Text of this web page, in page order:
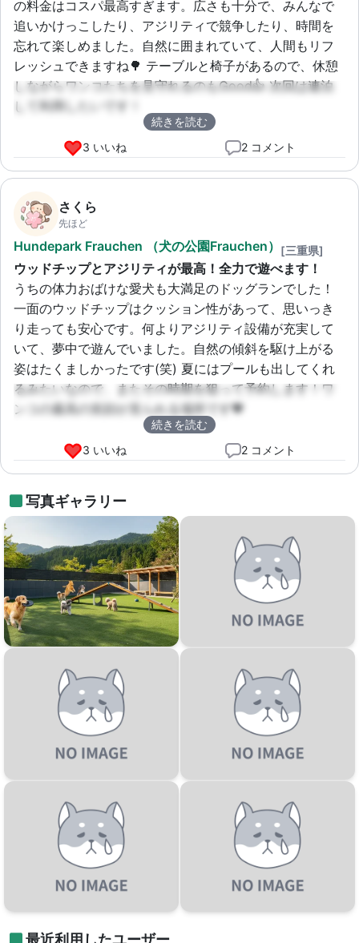
の料金はコスパ最高すぎます。広さも十分で、みんなで
追いかけっこしたり、アジリティで競争したり、時間を
忘れて楽しめました。自然に囲まれていて、人間もリフ
レッシュできますね🌳 テーブルと椅子があるので、休憩
しながらワンコたちを見守れるのもGood👍 次回は連泊
して利用したいです！
続きを読む
3 いいね
2 コメント
さくら
先ほど
Hundepark Frauchen （犬の公園Frauchen） [三重県]
ウッドチップとアジリティが最高！全力で遊べます！
うちの体力おばけな愛犬も大満足のドッグランでした！
一面のウッドチップはクッション性があって、思いっき
り走っても安心です。何よりアジリティ設備が充実して
いて、夢中で遊んでいました。自然の傾斜を駆け上がる
姿はたくましかったです(笑) 夏にはプールも出してくれ
るみたいなので、またその時期を狙って予約します！ワ
ンコの最高の笑顔が見られる場所です💖
続きを読む
3 いいね
2 コメント
写真ギャラリー
最近利用したユーザー